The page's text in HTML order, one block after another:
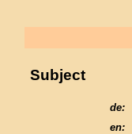
Subject
de:
en: